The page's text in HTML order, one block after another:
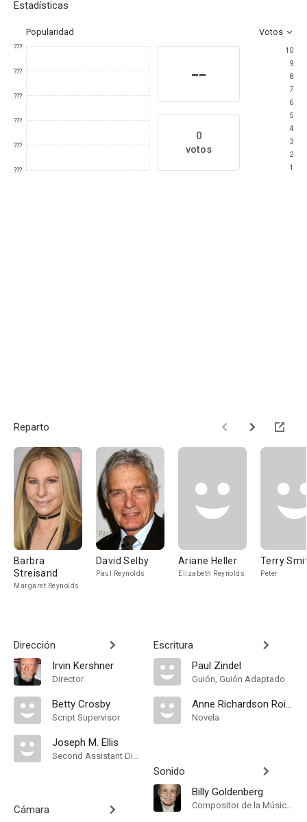
Estadísticas
Popularidad Votos
???
???
???
???
???
???
--
0
votos
10
9
8
7
6
5
4
3
2
1
Reparto
Barbra
Streisand
Margaret Reynolds
David Selby
Paul Reynolds
Ariane Heller
Elizabeth Reynolds
Terry
Peter
Dirección
Irvin Kershner
Director
Betty Crosby
Script Supervisor
Joseph M. Ellis
Second Assistant Director
Cámara
Escritura
Paul Zindel
Guión, Guión Adaptado
Anne Richardson Roiphe
Novela
Sonido
Billy Goldenberg
Compositor de la Música Original, Música